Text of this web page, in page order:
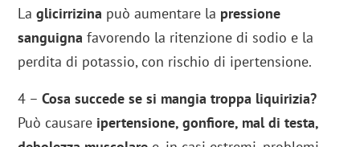
Laglicirrizina può aumentare la pressione
sanguigna favorendo la ritenzione di sodio e la
perdita di potassio, con rischio di ipertensione.
4 –Cosa succede se si mangia troppa liquirizia?
Può causare ipertensione, gonfiore, mal di testa,